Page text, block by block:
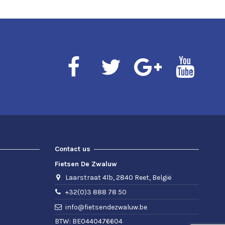
Contact us
Fietsen De Zwaluw
Laarstraat 41b, 2840 Reet, België
+32(0)3 888 78 50
info@fietsendezwaluw.be
BTW: BE0440476604